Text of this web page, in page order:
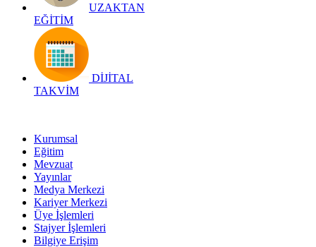
UZAKTAN
EĞİTİM
DİJİTAL
TAKVİM
Kurumsal
Eğitim
Mevzuat
Yayınlar
Medya Merkezi
Kariyer Merkezi
Üye İşlemleri
Stajyer İşlemleri
Bilgiye Erişim